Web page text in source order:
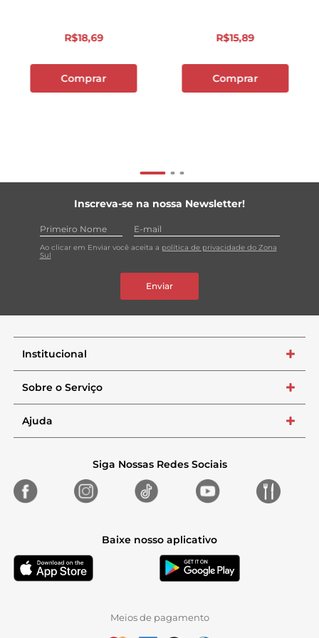
R$18,69
Comprar
R$15,89
Comprar
Inscreva-se na nossa Newsletter!
Ao clicar em Enviar você aceita a política de privacidade do Zona
Sul
Enviar
Institucional +
Sobre o Serviço +
Ajuda +
Siga Nossas Redes Sociais
Baixe nosso aplicativo
Meios de pagamento